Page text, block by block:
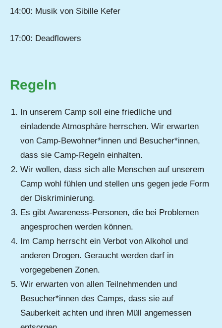
14:00: Musik von Sibille Kefer
17:00: Deadflowers
Regeln
In unserem Camp soll eine friedliche und
einladende Atmosphäre herrschen. Wir erwarten
von Camp-Bewohner*innen und Besucher*innen,
dass sie Camp-Regeln einhalten.
Wir wollen, dass sich alle Menschen auf unserem
Camp wohl fühlen und stellen uns gegen jede Form
der Diskriminierung.
Es gibt Awareness-Personen, die bei Problemen
angesprochen werden können.
Im Camp herrscht ein Verbot von Alkohol und
anderen Drogen. Geraucht werden darf in
vorgegebenen Zonen.
Wir erwarten von allen Teilnehmenden und
Besucher*innen des Camps, dass sie auf
Sauberkeit achten und ihren Müll angemessen